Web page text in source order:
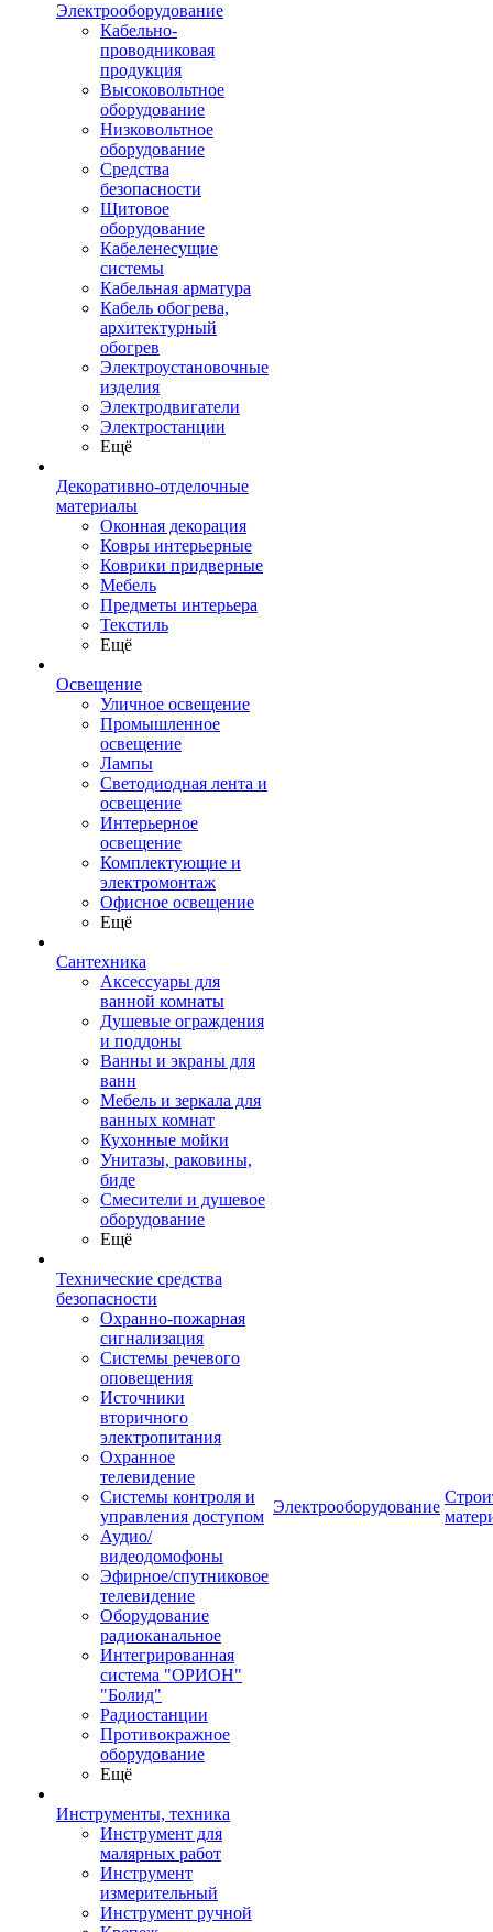
Электрооборудование
Кабельно-
проводниковая
продукция
Высоковольтное
оборудование
Низковольтное
оборудование
Средства
безопасности
Щитовое
оборудование
Кабеленесущие
системы
Кабельная арматура
Кабель обогрева,
архитектурный
обогрев
Электроустановочные
изделия
Электродвигатели
Электростанции
Ещё
Декоративно-отделочные
материалы
Оконная декорация
Ковры интерьерные
Коврики придверные
Мебель
Предметы интерьера
Текстиль
Ещё
Освещение
Уличное освещение
Промышленное
освещение
Лампы
Светодиодная лента и
освещение
Интерьерное
освещение
Комплектующие и
электромонтаж
Офисное освещение
Ещё
Сантехника
Аксессуары для
ванной комнаты
Душевые ограждения
и поддоны
Ванны и экраны для
ванн
Мебель и зеркала для
ванных комнат
Кухонные мойки
Унитазы, раковины,
биде
Смесители и душевое
оборудование
Ещё
Технические средства
безопасности
Охранно-пожарная
сигнализация
Системы речевого
оповещения
Источники
вторичного
электропитания
Охранное
телевидение
Системы контроля и
управления доступом
Аудио/
видеодомофоны
Эфирное/спутниковое
телевидение
Оборудование
радиоканальное
Интегрированная
система "ОРИОН"
"Болид"
Радиостанции
Противокражное
оборудование
Ещё
Инструменты, техника
Инструмент для
малярных работ
Инструмент
измерительный
Инструмент ручной
Электрооборудование